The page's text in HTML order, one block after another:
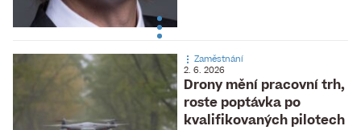
Drony mění pracovní trh,
roste poptávka po
kvalifikovaných pilotech
Zaměstnání
2. 6. 2026